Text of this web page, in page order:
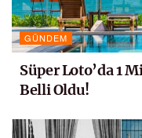
GÜNDEM
Süper Loto’da 1
Belli Oldu!